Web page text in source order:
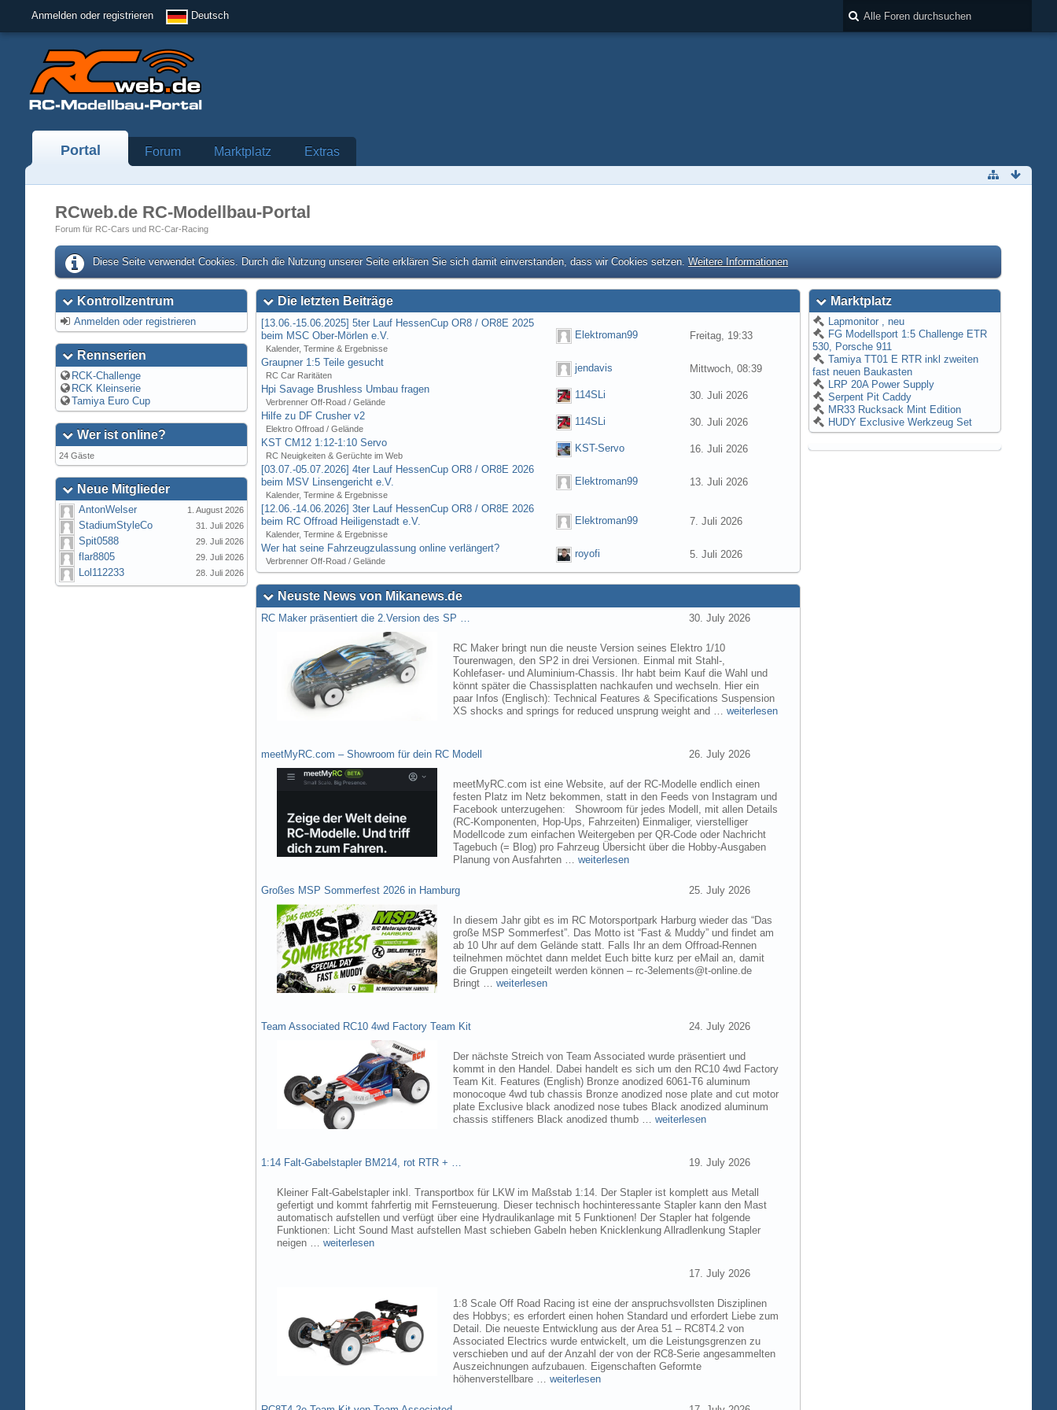
Anmelden oder registrieren Deutsch
Portal Forum Marktplatz Extras
RCweb.de RC-Modellbau-Portal
Forum für RC-Cars und RC-Car-Racing
Diese Seite verwendet Cookies. Durch die Nutzung unserer Seite erklären Sie sich damit einverstanden, dass wir Cookies setzen. Weitere Informationen
Kontrollzentrum
Anmelden oder registrieren
Rennserien
RCK-Challenge
RCK Kleinserie
Tamiya Euro Cup
Wer ist online?
24 Gäste
Neue Mitglieder
AntonWelser 1. August 2026
StadiumStyleCo 31. Juli 2026
Spit0588 29. Juli 2026
flar8805 29. Juli 2026
Lol112233 28. Juli 2026
Die letzten Beiträge
[13.06.-15.06.2025] 5ter Lauf HessenCup OR8 / OR8E 2025
beim MSC Ober-Mörlen e.V.
Kalender, Termine & Ergebnisse
Elektroman99 Freitag, 19:33
Graupner 1:5 Teile gesucht
RC Car Raritäten
jendavis
Mittwoch, 08:39
Hpi Savage Brushless Umbau fragen
Verbrenner Off-Road / Gelände
114SLi
30. Juli 2026
Hilfe zu DF Crusher v2
Elektro Offroad / Gelände
114SLi
30. Juli 2026
KST CM12 1:12-1:10 Servo
RC Neuigkeiten & Gerüchte im Web
KST-Servo
16. Juli 2026
[03.07.-05.07.2026] 4ter Lauf HessenCup OR8 / OR8E 2026
beim MSV Linsengericht e.V.
Kalender, Termine & Ergebnisse
Elektroman99 13. Juli 2026
[12.06.-14.06.2026] 3ter Lauf HessenCup OR8 / OR8E 2026
beim RC Offroad Heiligenstadt e.V.
Kalender, Termine & Ergebnisse
Elektroman99 7. Juli 2026
Wer hat seine Fahrzeugzulassung online verlängert?
Verbrenner Off-Road / Gelände
royofi 5. Juli 2026
Neuste News von Mikanews.de
RC Maker präsentiert die 2.Version des SP … 30. July 2026
RC Maker bringt nun die neuste Version seines Elektro 1/10
Tourenwagen, den SP2 in drei Versionen. Einmal mit Stahl-,
Kohlefaser- und Aluminium-Chassis. Ihr habt beim Kauf die Wahl und
könnt später die Chassisplatten nachkaufen und wechseln. Hier ein
paar Infos (Englisch): Technical Features & Specifications Suspension
XS shocks and springs for reduced unsprung weight and …weiterlesen
meetMyRC.com – Showroom für dein RC Modell 26. July 2026
meetMyRC.com ist eine Website, auf der RC-Modelle endlich einen
festen Platz im Netz bekommen, statt in den Feeds von Instagram und
Facebook unterzugehen: Showroom für jedes Modell, mit allen Details
(RC-Komponenten, Hop-Ups, Fahrzeiten) Einmaliger, vierstelliger
Modellcode zum einfachen Weitergeben per QR-Code oder Nachricht
Tagebuch (= Blog) pro Fahrzeug Übersicht über die Hobby-Ausgaben
Planung von Ausfahrten …weiterlesen
Großes MSP Sommerfest 2026 in Hamburg 25. July 2026
In diesem Jahr gibt es im RC Motorsportpark Harburg wieder das “Das
große MSP Sommerfest”. Das Motto ist “Fast & Muddy” und findet am
ab 10 Uhr auf dem Gelände statt. Falls Ihr an dem Offroad-Rennen
teilnehmen möchtet dann meldet Euch bitte kurz per eMail an, damit
die Gruppen eingeteilt werden können – rc-3elements@t-online.de
Bringt …weiterlesen
Team Associated RC10 4wd Factory Team Kit 24. July 2026
Der nächste Streich von Team Associated wurde präsentiert und
kommt in den Handel. Dabei handelt es sich um den RC10 4wd Factory
Team Kit. Features (English) Bronze anodized 6061-T6 aluminum
monocoque 4wd tub chassis Bronze anodized nose plate and cut motor
plate Exclusive black anodized nose tubes Black anodized aluminum
chassis stiffeners Black anodized thumb …weiterlesen
1:14 Falt-Gabelstapler BM214, rot RTR + … 19. July 2026
Kleiner Falt-Gabelstapler inkl. Transportbox für LKW im Maßstab 1:14. Der Stapler ist komplett aus Metall
gefertigt und kommt fahrfertig mit Fernsteuerung. Dieser technisch hochinteressante Stapler kann den Mast
automatisch aufstellen und verfügt über eine Hydraulikanlage mit 5 Funktionen! Der Stapler hat folgende
Funktionen: Licht Sound Mast aufstellen Mast schieben Gabeln heben Knicklenkung Allradlenkung Stapler
neigen …weiterlesen
17. July 2026
1:8 Scale Off Road Racing ist eine der anspruchsvollsten Disziplinen
des Hobbys; es erfordert einen hohen Standard und erfordert Liebe zum
Detail. Die neueste Entwicklung aus der Area 51 – RC8T4.2 von
Associated Electrics wurde entwickelt, um die Leistungsgrenzen zu
verschieben und auf der Anzahl der von der RC8-Serie angesammelten
Auszeichnungen aufzubauen. Eigenschaften Geformte
höhenverstellbare …weiterlesen
Marktplatz
Lapmonitor , neu
FG Modellsport 1:5 Challenge ETR
530, Porsche 911
Tamiya TT01 E RTR inkl zweiten
fast neuen Baukasten
LRP 20A Power Supply
Serpent Pit Caddy
MR33 Rucksack Mint Edition
HUDY Exclusive Werkzeug Set